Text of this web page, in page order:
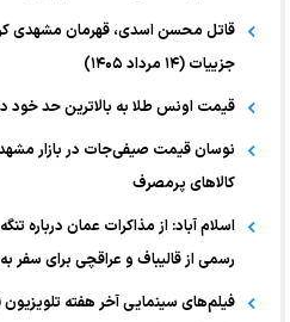
قاتل محسن اسدی، قهرمان مشهدی
جزییات (۱۴ مرداد ۱۴۰۵)
قیمت اونس طلا به بالاترین حد خود در ۷ هفته اخیر
نوسان قیمت صیفی‌جات در بازار
کالا‌های پرمصرف
اسلام آباد: از مذاکرات عمان درباره
رسمی از قالیباف و عراقچی برای سفر